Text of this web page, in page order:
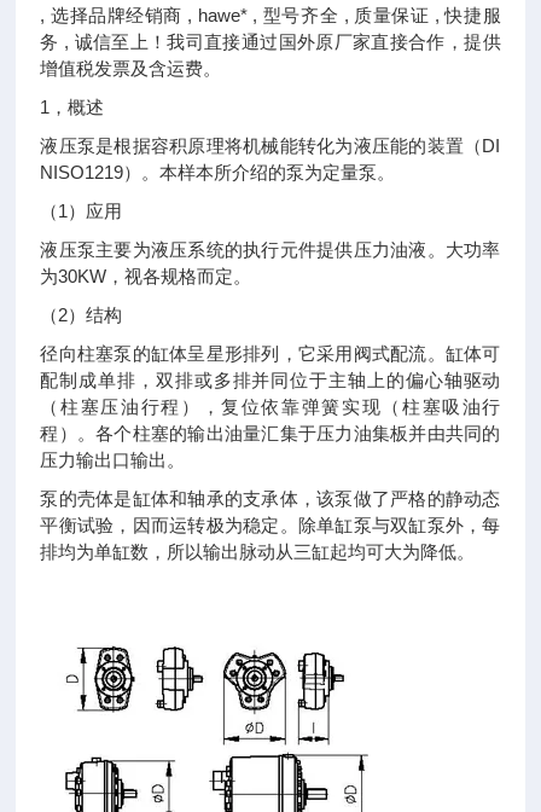
, 选择品牌经销商 , hawe* , 型号齐全 , 质量保证 , 快捷服
务 , 诚信至上！我司直接通过国外原厂家直接合作，提供
增值税发票及含运费。
1，概述
液压泵是根据容积原理将机械能转化为液压能的装置（DI
NISO1219）。本样本所介绍的泵为定量泵。
（1）应用
液压泵主要为液压系统的执行元件提供压力油液。大功率
为30KW，视各规格而定。
（2）结构
径向柱塞泵的缸体呈星形排列，它采用阀式配流。缸体可
配制成单排，双排或多排并同位于主轴上的偏心轴驱动
（柱塞压油行程），复位依靠弹簧实现（柱塞吸油行
程）。各个柱塞的输出油量汇集于压力油集板并由共同的
压力输出口输出。
泵的壳体是缸体和轴承的支承体，该泵做了严格的静动态
平衡试验，因而运转极为稳定。除单缸泵与双缸泵外，每
排均为单缸数，所以输出脉动从三缸起均可大为降低。